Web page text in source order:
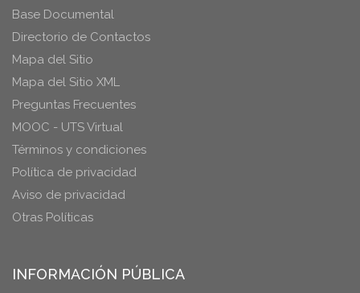
Base Documental
Directorio de Contactos
Mapa del Sitio
Mapa del Sitio XML
Preguntas Frecuentes
MOOC - UTS Virtual
Términos y condiciones
Política de privacidad
Aviso de privacidad
Otras Políticas
INFORMACIÓN PÚBLICA